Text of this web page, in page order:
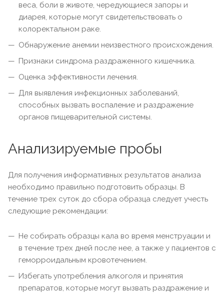
веса, боли в животе, чередующиеся запоры и
диарея, которые могут свидетельствовать о
колоректальном раке.
Обнаружение анемии неизвестного происхождения.
Признаки синдрома раздраженного кишечника.
Оценка эффективности лечения.
Для выявления инфекционных заболеваний,
способных вызвать воспаление и раздражение
органов пищеварительной системы.
Анализируемые пробы
Для получения информативных результатов анализа
необходимо правильно подготовить образцы. В
течение трех суток до сбора образца следует учесть
следующие рекомендации:
Не собирать образцы кала во время менструации и
в течение трех дней после нее, а также у пациентов с
геморроидальным кровотечением.
Избегать употребления алкоголя и принятия
препаратов, которые могут вызвать раздражение и